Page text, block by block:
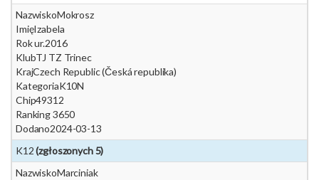
NazwiskoMokrosz
ImięIzabela
Rok ur.2016
KlubTJ TZ Trinec
KrajCzech Republic (Česká republika)
KategoriaK10N
Chip49312
Ranking 3650
Dodano2024-03-13
K12(zgłoszonych 5)
NazwiskoMarciniak